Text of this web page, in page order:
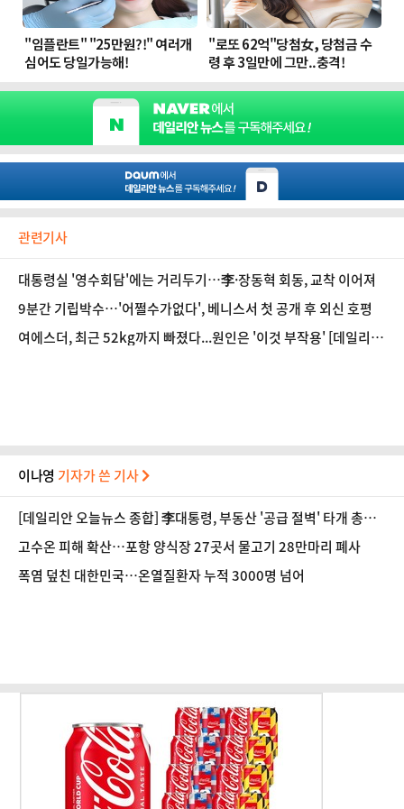
관련기사
대통령실 '영수회담'에는 거리두기…李·장동혁 회동, 교착 이어져
9분간 기립박수…'어쩔수가없다', 베니스서 첫 공개 후 외신 호평
여에스더, 최근 52kg까지 빠졌다...원인은 '이것 부작용' [데일리 헬
이나영 기자가 쓴 기사
[데일리안 오늘뉴스 종합] 李대통령, 부동산 '공급 절벽' 타개 총력
전, 국민의힘, '청년 지지' 사수 위해 李 견제 사활 등
고수온 피해 확산…포항 양식장 27곳서 물고기 28만마리 폐사
폭염 덮친 대한민국…온열질환자 누적 3000명 넘어